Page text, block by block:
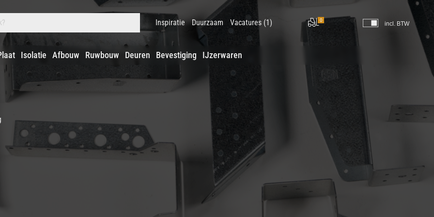
Inspiratie Duurzaam Vacatures (1) 0
incl. BTW
Isolatie Afbouw Ruwbouw Deuren Bevestiging IJzerwaren